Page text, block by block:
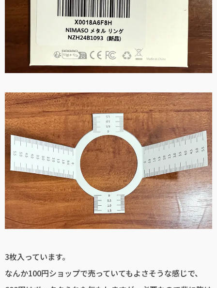
3枚入っています。
なんか100円ショップで売っていてもよさそうな感じで、